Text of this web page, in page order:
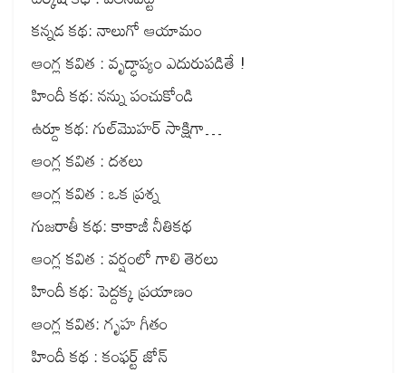
కన్నడ కథ: నాలుగో ఆయామం
ఆంగ్ల కవిత : వృద్ధాప్యం ఎదురుపడితే !
హిందీ కథ: నన్ను పంచుకోండి
ఉర్దూ కథ: గుల్‌మొహర్ సాక్షిగా…
ఆంగ్ల కవిత : దశలు
ఆంగ్ల కవిత : ఒక ప్రశ్న
గుజరాతీ కథ: కాకాజీ నీతికథ
ఆంగ్ల కవిత : వర్షంలో గాలి తెరలు
హిందీ కథ: పెద్దక్క ప్రయాణం
ఆంగ్ల కవిత: గృహ గీతం
హిందీ కథ : కంఫర్ట్ జోన్